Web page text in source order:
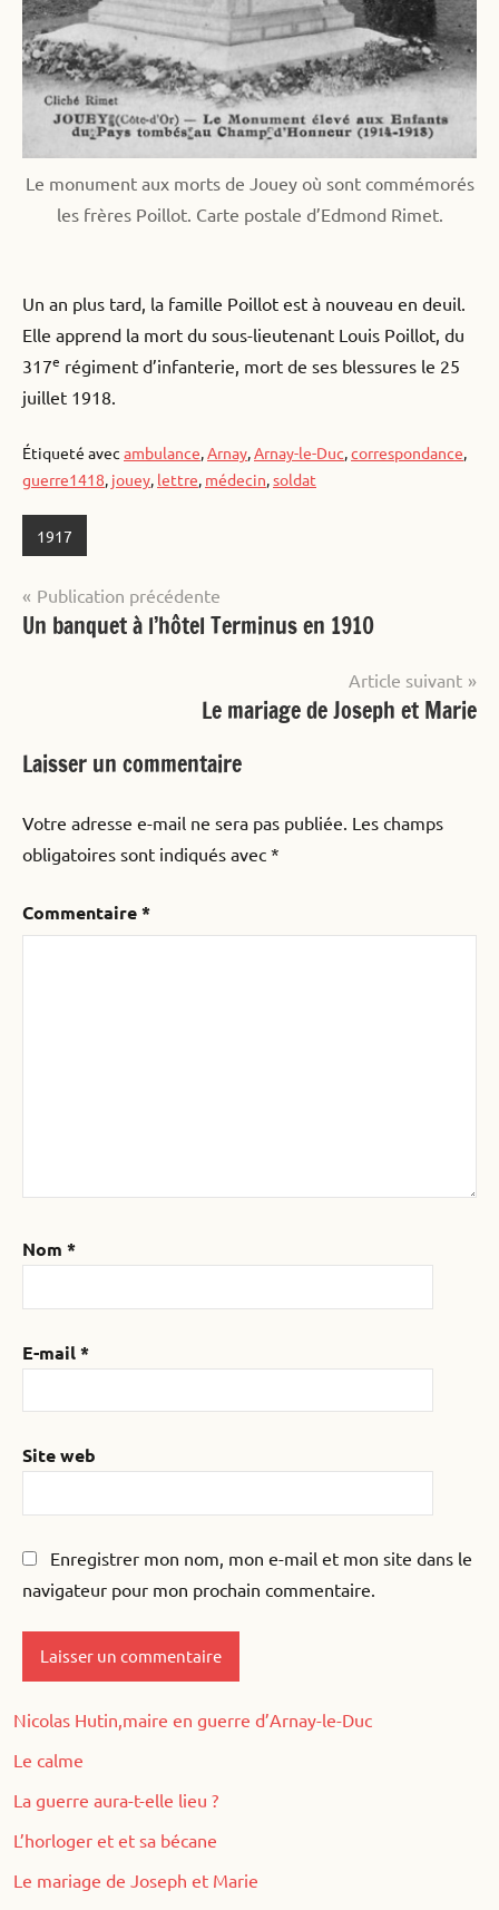
Le monument aux morts de Jouey où sont commémorés
les frères Poillot. Carte postale d’Edmond Rimet.
Un an plus tard, la famille Poillot est à nouveau en deuil.
Elle apprend la mort du sous-lieutenant Louis Poillot, du
317e régiment d’infanterie, mort de ses blessures le 25
juillet 1918.
Étiqueté avec ambulance,Arnay,Arnay-le-Duc,correspondance,
guerre1418, jouey, lettre, médecin,soldat
1917
Navigation
de
Publication précédente
Un banquet à l’hôtel Terminus en 1910
Article suivant
Le mariage de Joseph et Marie
Laisser un commentaire
Votre adresse e-mail ne sera pas publiée. Les champs
obligatoires sont indiqués avec *
Commentaire*
Nom *
E-mail*
Site web
Enregistrer mon nom, mon e-mail et mon site dans le
navigateur pour mon prochain commentaire.
Nicolas Hutin,maire en guerre d’Arnay-le-Duc
Le calme
La guerre aura-t-elle lieu ?
L’horloger et et sa bécane
Le mariage de Joseph et Marie